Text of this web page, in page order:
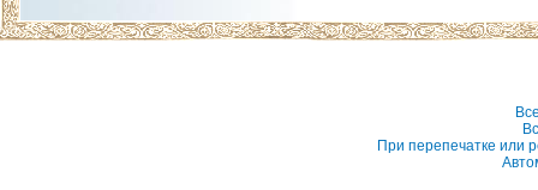
При перепечатке или